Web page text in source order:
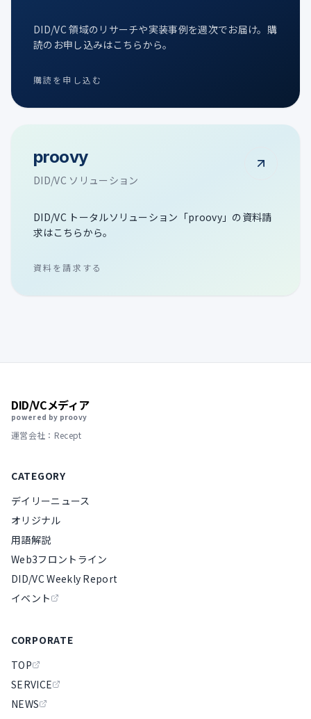
DID/VC 領域のリサーチや実装事例を週次でお届け。購
読のお申し込みはこちらから。
購読を申し込む
proovy
DID/VC ソリューション
DID/VC トータルソリューション「proovy」の資料請
求はこちらから。
資料を請求する
DID/VCメディア
powered by proovy
運営会社：Recept
CATEGORY
デイリーニュース
オリジナル
用語解説
Web3フロントライン
DID/VC Weekly Report
イベント
CORPORATE
TOP
SERVICE
NEWS